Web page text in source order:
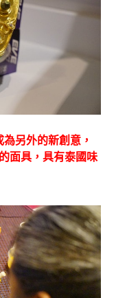
另外的新創意，
面具，具有泰國味